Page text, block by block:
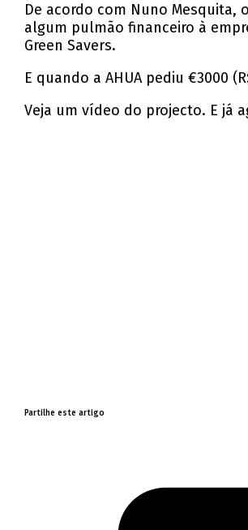
De acordo com Nuno
algum pulmão financeiro à
Green Savers.
E quando a AHUA pediu €3000
Veja um vídeo do projecto. E já
Partilhe este artigo